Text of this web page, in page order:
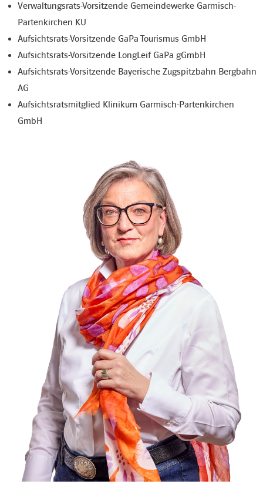
Verwaltungsrats-Vorsitzende Gemeindewerke Garmisch-
Partenkirchen KU
Aufsichtsrats-Vorsitzende GaPa Tourismus GmbH
Aufsichtsrats-Vorsitzende LongLeif GaPa gGmbH
Aufsichtsrats-Vorsitzende Bayerische Zugspitzbahn Bergbahn
AG
Aufsichtsratsmitglied Klinikum Garmisch-Partenkirchen
GmbH